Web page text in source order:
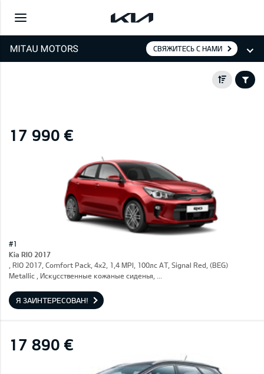
СВЯЖИТЕСЬ С НАМИ
17 990 €
#1
Kia RIO 2017
, RIO 2017, Comfort Pack, 4x2, 1,4 MPI, 100лс AT, Signal Red, (BEG)
Metallic , Искусственные кожаные сиденья, ...
Я ЗАИНТЕРЕСОВАН!
17 890 €